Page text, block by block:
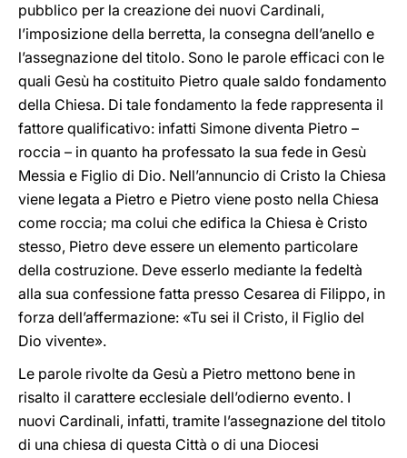
pubblico per la creazione dei nuovi Cardinali,
l’imposizione della berretta, la consegna dell’anello e
l’assegnazione del titolo. Sono le parole efficaci con le
quali Gesù ha costituito Pietro quale saldo fondamento
della Chiesa. Di tale fondamento la fede rappresenta il
fattore qualificativo: infatti Simone diventa Pietro –
roccia – in quanto ha professato la sua fede in Gesù
Messia e Figlio di Dio. Nell’annuncio di Cristo la Chiesa
viene legata a Pietro e Pietro viene posto nella Chiesa
come roccia; ma colui che edifica la Chiesa è Cristo
stesso, Pietro deve essere un elemento particolare
della costruzione. Deve esserlo mediante la fedeltà
alla sua confessione fatta presso Cesarea di Filippo, in
forza dell’affermazione: «Tu sei il Cristo, il Figlio del
Dio vivente».
Le parole rivolte da Gesù a Pietro mettono bene in
risalto il carattere ecclesiale dell’odierno evento. I
nuovi Cardinali, infatti, tramite l’assegnazione del titolo
di una chiesa di questa Città o di una Diocesi